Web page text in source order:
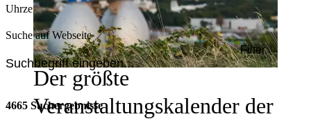
Der größte
Veranstaltungskalender der
Uhrzeit, Ort oder Art der Veranstaltung auswählen. Viel Spaß!
Suche auf Webseite
Filter
4665 Suchergebnisse